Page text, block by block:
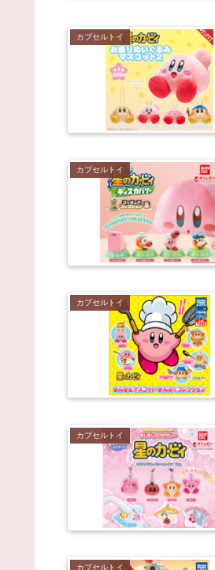
カプセルトイ
カプセルトイ
カプセルトイ
カプセルトイ
カプセルトイ